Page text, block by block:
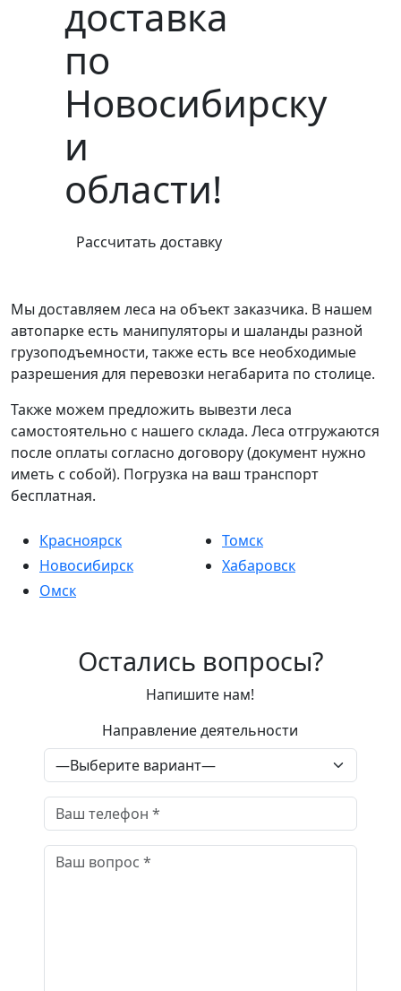
доставка
по
Новосибирску
и
области!
Рассчитать доставку
Мы доставляем леса на объект заказчика. В нашем
автопарке есть манипуляторы и шаланды разной
грузоподъемности, также есть все необходимые
разрешения для перевозки негабарита по столице.
Также можем предложить вывезти леса
самостоятельно с нашего склада. Леса отгружаются
после оплаты согласно договору (документ нужно
иметь с собой). Погрузка на ваш транспорт
бесплатная.
Красноярск
Новосибирск
Омск
Томск
Хабаровск
Остались вопросы?
Напишите нам!
Направление деятельности